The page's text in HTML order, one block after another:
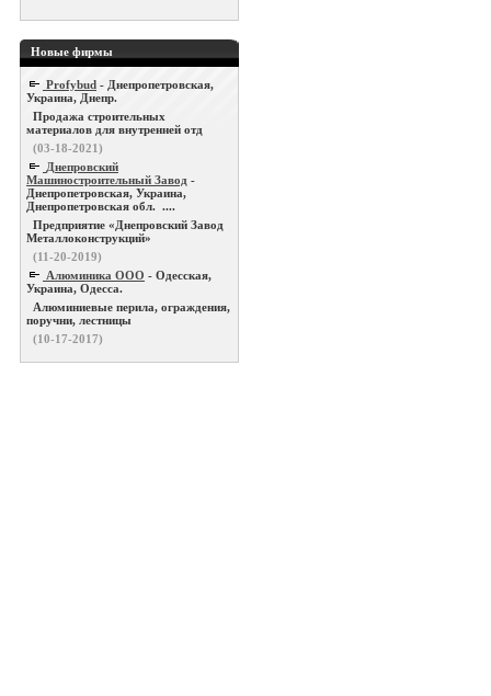
Новые фирмы
Profybud - Днепропетровская,
Украина, Днепр.
Продажа строительных
материалов для внутренней отд
(03-18-2021)
Днепровский
Машиностроительный Завод -
Днепропетровская, Украина,
Днепропетровская обл. ....
Предприятие «Днепровский Завод
Металлоконструкций»
(11-20-2019)
Алюминика ООО - Одесская,
Украина, Одесса.
Алюминиевые перила, ограждения,
поручни, лестницы
(10-17-2017)